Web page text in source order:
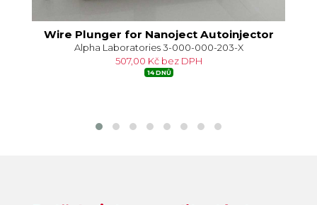
Wire Plunger for Nanoject Autoinjector
Alpha Laboratories 3-000-000-203-X
507,00 Kč bez DPH
14 DNŮ